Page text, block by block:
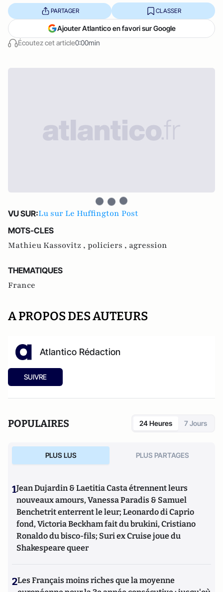
Écoutez cet article0:00min
PARTAGER CLASSER
Ajouter Atlantico en favori sur Google
VU SUR:Lu sur Le Huffington Post
MOTS-CLES
Mathieu Kassovitz , policiers , agression
THEMATIQUES
France
A PROPOS DES AUTEURS
Atlantico Rédaction
SUIVRE
POPULAIRES 24 Heures 7 Jours
PLUS LUS PLUS PARTAGES
1Jean Dujardin & Laetitia Casta étrennent leurs
nouveaux amours, Vanessa Paradis & Samuel
Benchetrit enterrent le leur; Leonardo di Caprio
fond, Victoria Beckham fait du brukini, Cristiano
Ronaldo du bisco-fils; Suri ex Cruise joue du
Shakespeare queer
2Les Français moins riches que la moyenne